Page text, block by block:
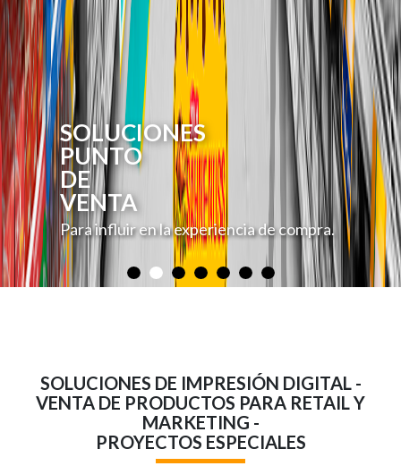
SOLUCIONES
PUNTO
DE
VENTA
Para influir en la experiencia de compra.
SOLUCIONES DE IMPRESIÓN DIGITAL -
VENTA DE PRODUCTOS PARA RETAIL Y
MARKETING -
PROYECTOS ESPECIALES